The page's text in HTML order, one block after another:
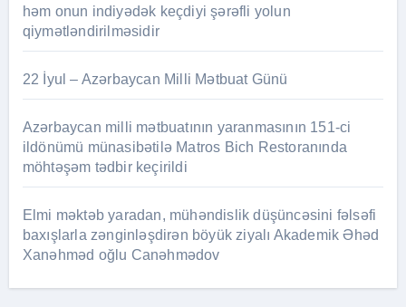
həm onun indiyədək keçdiyi şərəfli yolun
qiymətləndirilməsidir
22 İyul – Azərbaycan Milli Mətbuat Günü
Azərbaycan milli mətbuatının yaranmasının 151-ci
ildönümü münasibətilə Matros Bich Restoranında
möhtəşəm tədbir keçirildi
Elmi məktəb yaradan, mühəndislik düşüncəsini fəlsəfi
baxışlarla zənginləşdirən böyük ziyalı Akademik Əhəd
Xanəhməd oğlu Canəhmədov